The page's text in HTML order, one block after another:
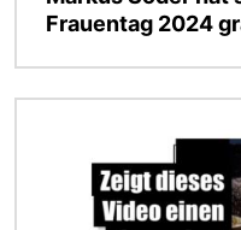
Frauentag 2024